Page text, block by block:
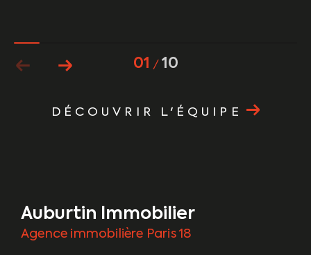
01 / 10
DÉCOUVRIR L'ÉQUIPE
Auburtin Immobilier
Agence immobilière Paris 18